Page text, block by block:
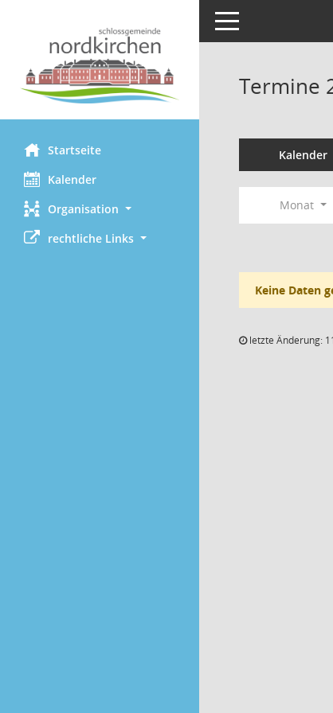
Startseite
Kalender
Organisation
rechtliche Links
Toggle navigation
Termine
Kalender
Monat
Keine Daten
letzte Änderung: